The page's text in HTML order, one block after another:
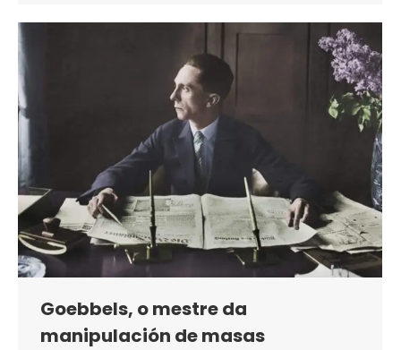
Goebbels, o mestre da
manipulación de masas